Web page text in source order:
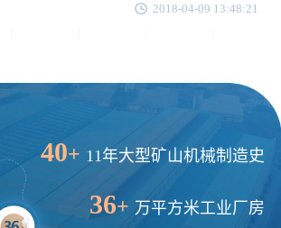
2018-04-09 13:48:21
40+ 11年大型矿山机械制造史
36+ 万平方米工业厂房